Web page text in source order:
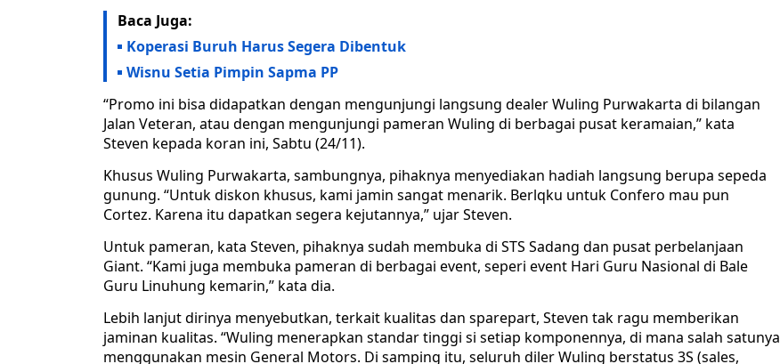
Baca Juga:
Koperasi Buruh Harus Segera Dibentuk
Wisnu Setia Pimpin Sapma PP
“Promo ini bisa didapatkan dengan mengunjungi langsung dealer Wuling Purwakarta di bilangan
Jalan Veteran, atau dengan mengunjungi pameran Wuling di berbagai pusat keramaian,” kata
Steven kepada koran ini, Sabtu (24/11).
Khusus Wuling Purwakarta, sambungnya, pihaknya menyediakan hadiah langsung berupa sepeda
gunung. “Untuk diskon khusus, kami jamin sangat menarik. Berlqku untuk Confero mau pun
Cortez. Karena itu dapatkan segera kejutannya,” ujar Steven.
Untuk pameran, kata Steven, pihaknya sudah membuka di STS Sadang dan pusat perbelanjaan
Giant. “Kami juga membuka pameran di berbagai event, seperi event Hari Guru Nasional di Bale
Guru Linuhung kemarin,” kata dia.
Lebih lanjut dirinya menyebutkan, terkait kualitas dan sparepart, Steven tak ragu memberikan
jaminan kualitas. “Wuling menerapkan standar tinggi si setiap komponennya, di mana salah satunya
menggunakan mesin General Motors. Di samping itu, seluruh diler Wuling berstatus 3S (sales,